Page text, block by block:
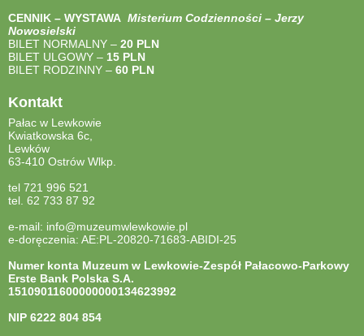
CENNIK – WYSTAWA Misterium Codzienności – Jerzy
Nowosielski
BILET NORMALNY – 20 PLN
BILET ULGOWY – 15 PLN
BILET RODZINNY – 60 PLN
Kontakt
Pałac w Lewkowie
Kwiatkowska 6c,
Lewków
63-410 Ostrów Wlkp.
tel 721 996 521
tel. 62 733 87 92
e-mail: info@muzeumwlewkowie.pl
e-doręczenia: AE:PL-20820-71683-ABIDI-25
Numer konta Muzeum w Lewkowie-Zespół Pałacowo-Parkowy
Erste Bank Polska S.A.
15109011600000000134623992
NIP 6222 804 854